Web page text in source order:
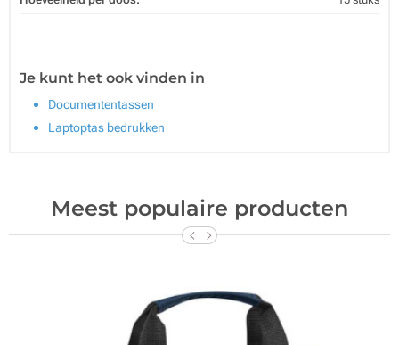
Je kunt het ook vinden in
Documententassen
Laptoptas bedrukken
Meest populaire producten